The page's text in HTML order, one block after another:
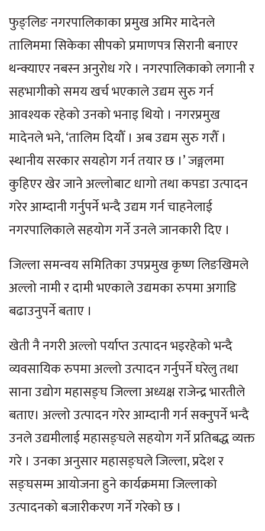
फुङ्लिङ नगरपालिकाका प्रमुख अमिर मादेनले
तालिममा सिकेका सीपको प्रमाणपत्र सिरानी बनाएर
थन्क्याएर नबस्न अनुरोध गरे । नगरपालिकाको लगानी र
सहभागीको समय खर्च भएकाले उद्यम सुरु गर्न
आवश्यक रहेको उनको भनाइ थियो । नगरप्रमुख
मादेनले भने, ‘तालिम दियौँ । अब उद्यम सुरु गरौँ ।
स्थानीय सरकार सयहोग गर्न तयार छ ।’ जङ्गलमा
कुहिएर खेर जाने अल्लोबाट धागो तथा कपडा उत्पादन
गरेर आम्दानी गर्नुपर्ने भन्दै उद्यम गर्न चाहनेलाई
नगरपालिकाले सहयोग गर्ने उनले जानकारी दिए ।
जिल्ला समन्वय समितिका उपप्रमुख कृष्ण लिङखिमले
अल्लो नामी र दामी भएकाले उद्यमका रुपमा अगाडि
बढाउनुपर्ने बताए ।
खेती नै नगरी अल्लो पर्याप्त उत्पादन भइरहेको भन्दै
व्यवसायिक रुपमा अल्लो उत्पादन गर्नुपर्ने घरेलु तथा
साना उद्योग महासङ्घ जिल्ला अध्यक्ष राजेन्द्र भारतीले
बताए। अल्लो उत्पादन गरेर आम्दानी गर्न सक्नुपर्ने भन्दै
उनले उद्यमीलाई महासङ्घले सहयोग गर्ने प्रतिबद्ध व्यक्त
गरे । उनका अनुसार महासङ्घले जिल्ला, प्रदेश र
सङ्घसम्म आयोजना हुने कार्यक्रममा जिल्लाको
उत्पादनको बजारीकरण गर्ने गरेको छ ।